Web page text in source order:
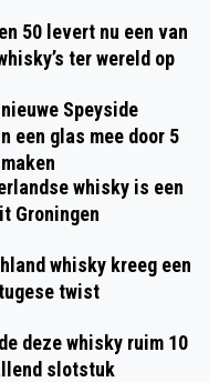
50 levert nu een van
ter wereld op
Speyside
een glas mee door 5
whisky is een
Groningen
whisky kreeg een
twist
deze whisky ruim 10
slotstuk